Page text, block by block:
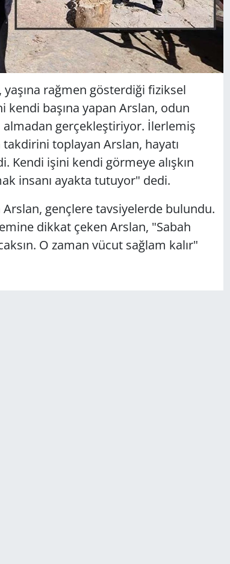
yaşına rağmen gösterdiği fiziksel
başına yapan Arslan, odun
gerçekleştiriyor. İlerlemiş
toplayan Arslan, hayatı
Kendi işini kendi görmeye alışkın
insanı ayakta tutuyor" dedi.
Arslan, gençlere tavsiyelerde bulundu.
dikkat çeken Arslan, "Sabah
O zaman vücut sağlam kalır"